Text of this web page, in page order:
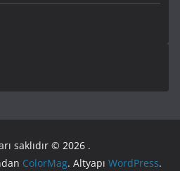
saklıdır © 2026 .
ColorMag. Altyapı WordPress.